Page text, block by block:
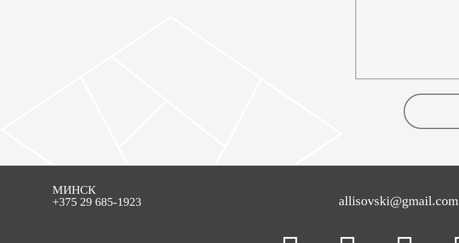
МИНСК
+375 29 685-1923
allisovski@gmail.com